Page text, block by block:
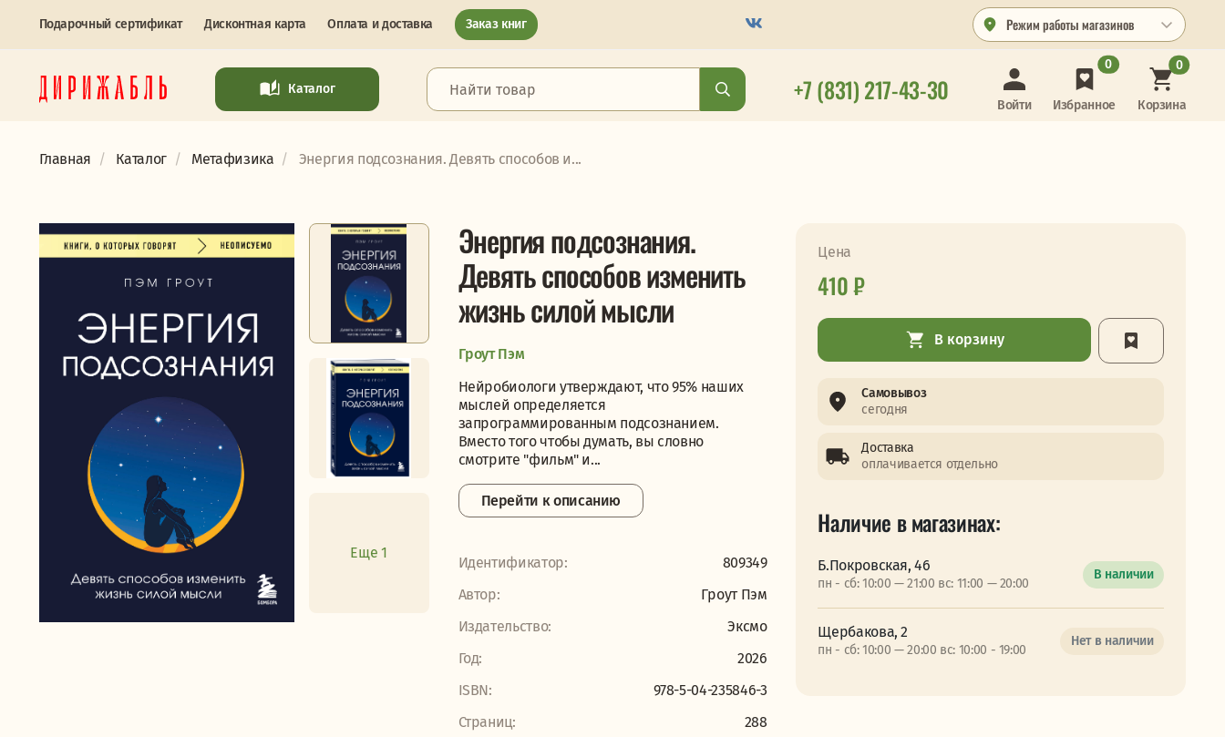
Подарочный сертификат Дисконтная карта Оплата и доставка Заказ книг Режим работы магазинов
Каталог +7 (831) 217-43-30 Войти Избранное
0
Корзина
0
Главная Каталог Метафизика Энергия подсознания. Девять способов и...
Еще 1
Энергия подсознания.
Девять способов изменить
жизнь силой мысли
Гроут Пэм
Нейробиологи утверждают, что 95% наших
мыслей определяется
запрограммированным подсознанием.
Вместо того чтобы думать, вы словно
смотрите "фильм" и...
Перейти к описанию
Идентификатор:
809349
Автор:
Гроут Пэм
Издательство:
Эксмо
Год:
2026
ISBN:
978-5-04-235846-3
Страниц:
288
Цена
410 ₽
В корзину
Самовывоз
сегодня
Доставка
оплачивается отдельно
Наличие в магазинах:
Б.Покровская, 46
пн - сб: 10:00 — 21:00 вс: 11:00 — 20:00
В наличии
Щербакова, 2
пн - сб: 10:00 — 20:00 вс: 10:00 - 19:00
Нет в наличии